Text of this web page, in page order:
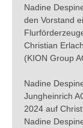
Nadine
den Vorstand
Christian
(KION Group
Nadine
Jungheinrich
2024 auf
Nadine